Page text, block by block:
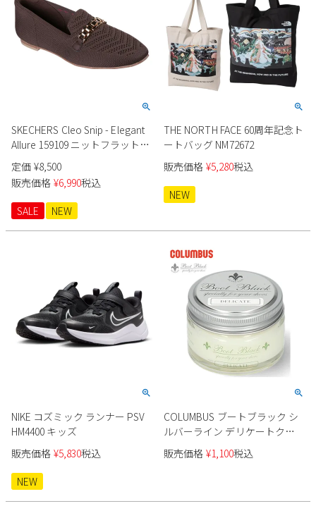
SKECHERS Cleo Snip - Elegant
Allure 159109 ニットフラットシ
ューズ
定価 ¥8,500
販売価格 ¥6,990税込
SALE
NEW
THE NORTH FACE 60周年記念ト
ートバッグ NM72672
販売価格 ¥5,280税込
NEW
NIKE コズミック ランナー PSV
HM4400 キッズ
販売価格 ¥5,830税込
NEW
COLUMBUS ブートブラック シ
ルバーライン デリケートクリ
ーム 25370
販売価格 ¥1,100税込